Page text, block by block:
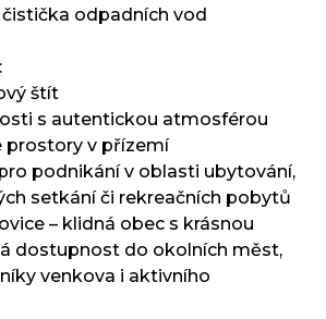
odpadních vod
štít
s autentickou atmosférou
prostory v přízemí
podnikání v oblasti ubytování,
setkání či rekreačních pobytů
– klidná obec s krásnou
dostupnost do okolních měst,
venkova i aktivního